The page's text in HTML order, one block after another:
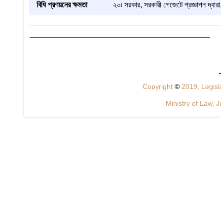
বিধি প্রণয়নের ক্ষমতা ২০৷ সরকার, সরকারী গেজেটে প্রজ্ঞাপন
Copyright © 2019,
Ministry of Law,